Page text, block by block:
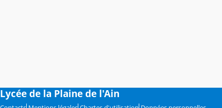
Lycée de la Plaine de l'Ain